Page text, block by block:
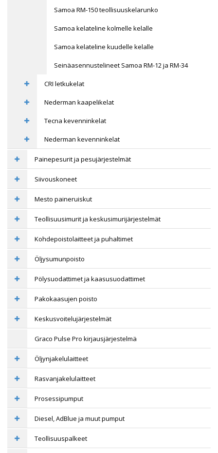
Samoa RM-150 teollisuuskelarunko
Samoa kelateline kolmelle kelalle
Samoa kelateline kuudelle kelalle
Seinäasennustelineet Samoa RM-12 ja RM-34
CRI letkukelat
Nederman kaapelikelat
Tecna kevenninkelat
Nederman kevenninkelat
Painepesurit ja pesujärjestelmät
Siivouskoneet
Mesto paineruiskut
Teollisuusimurit ja keskusimurijärjestelmät
Kohdepoistolaitteet ja puhaltimet
Öljysumunpoisto
Pölysuodattimet ja kaasusuodattimet
Pakokaasujen poisto
Keskusvoitelujärjestelmät
Graco Pulse Pro kirjausjärjestelmä
Öljynjakelulaitteet
Rasvanjakelulaitteet
Prosessipumput
Diesel, AdBlue ja muut pumput
Teollisuuspalkeet